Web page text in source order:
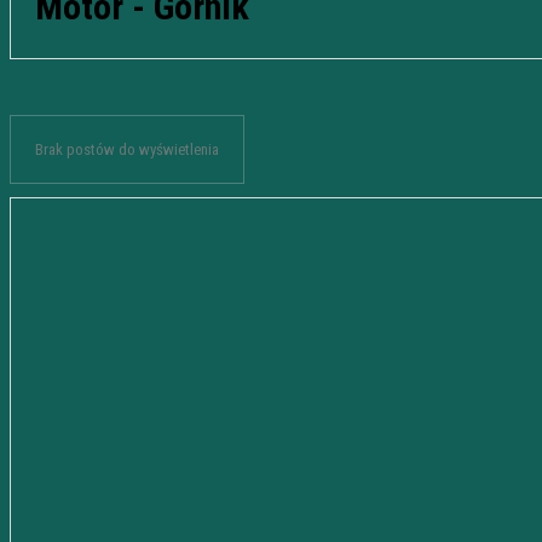
Brak postów do wyświetlenia